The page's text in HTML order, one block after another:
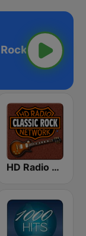
HD Radio - Classic Rock